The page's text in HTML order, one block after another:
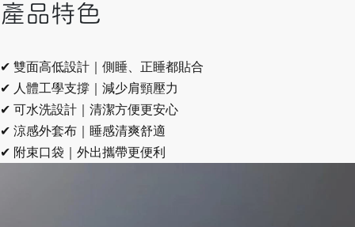
產品特色
✔ 雙面高低設計｜側睡、正睡都貼合
✔ 人體工學支撐｜減少肩頸壓力
✔ 可水洗設計｜清潔方便更安心
✔ 涼感外套布｜睡感清爽舒適
✔ 附束口袋｜外出攜帶更便利